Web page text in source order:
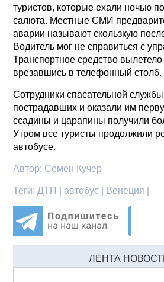
туристов, которые ехали ночью
салюта. Местные СМИ
аварии называют скользкую
Водитель мог не справиться с
Транспортное средство вылетело
врезавшись в телефонный столб.
Сотрудники спасательной
пострадавших и оказали им
ссадины и царапины получили
Утром все туристы продолжили
автобусе.
Автор: Семен Кучер
Теги: ДТП | автобус | Венеция |
ЛЕНТА